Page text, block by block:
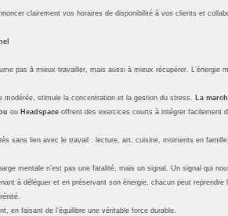
clairement vos horaires de disponibilité à vos clients et
pas à mieux travailler, mais aussi à mieux récupérer.
modérée, stimule la concentration et la gestion du stress.
La
ou Headspace offrent des exercices courts à intégrer facilement
sans lien avec le travail : lecture, art, cuisine, moments en
mentale n’est pas une fatalité, mais un signal. Un signal qui
à déléguer et en préservant son énergie, chacun peut
en faisant de l’équilibre une véritable force durable.